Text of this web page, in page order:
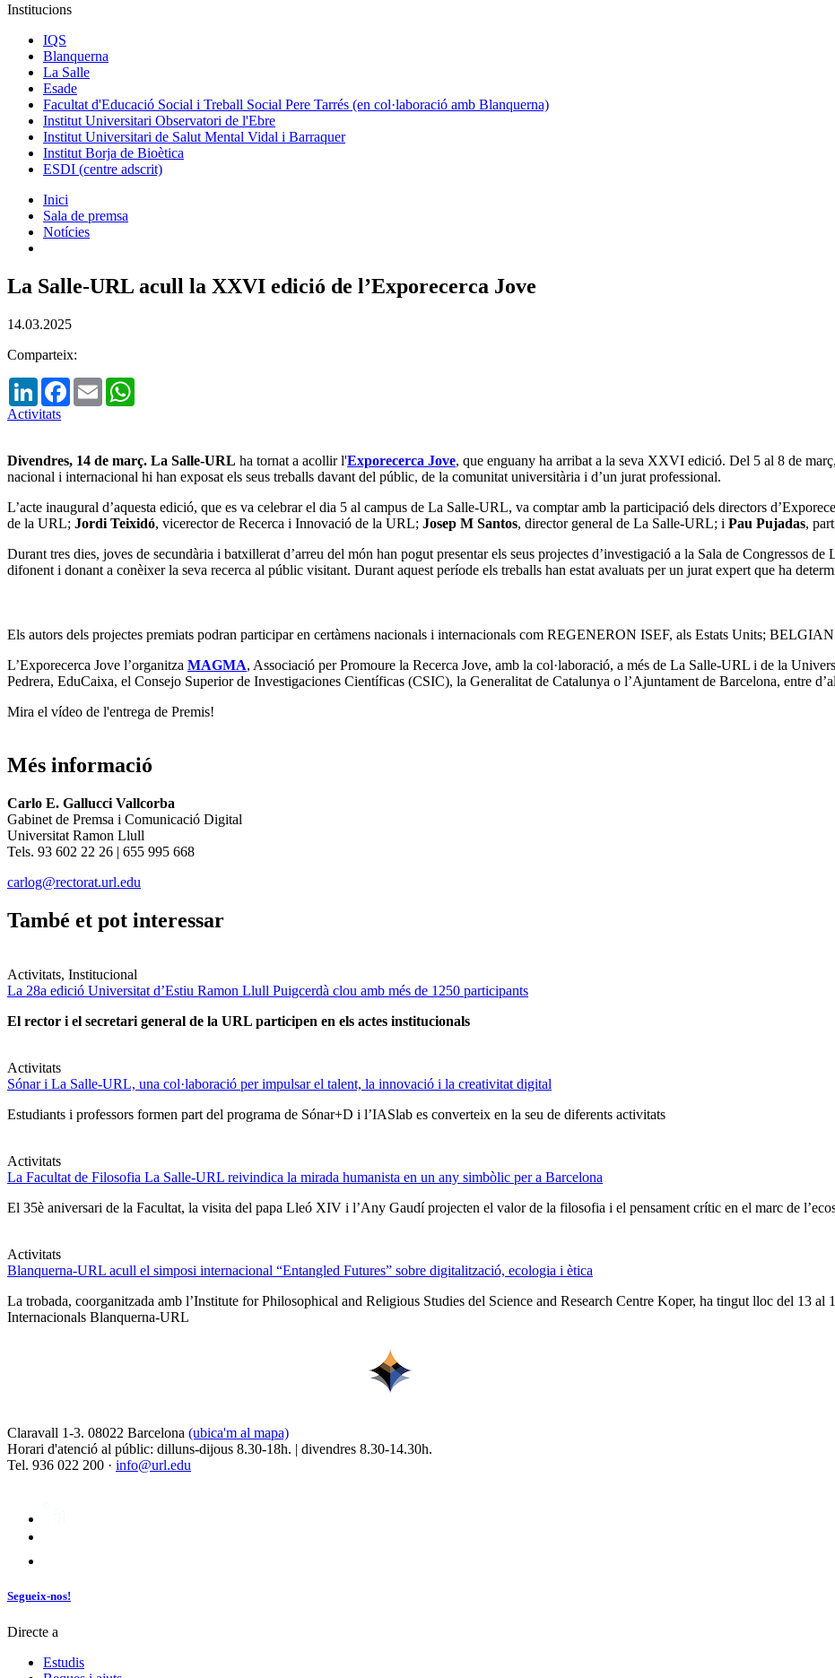
Institucions
IQS
Blanquerna
La Salle
Esade
Facultat d'Educació Social i Treball Social Pere Tarrés (en col·laboració amb Blanquerna)
Institut Universitari Observatori de l'Ebre
Institut Universitari de Salut Mental Vidal i Barraquer
Institut Borja de Bioètica
ESDI (centre adscrit)
Inici
Sala de premsa
Notícies
La Salle-URL acull la XXVI edició de l’Exporecerca Jove
14.03.2025
Comparteix:
LinkedInFacebook
Email
Activitats
Divendres, 14 de març. La Salle-URL ha tornat a acollir l'Exporecerca Jove, que enguany ha arribat a la seva XXVI edició. Del 5 al 8 de
nacional i internacional hi han exposat els seus treballs davant del públic, de la comunitat universitària i d’un jurat professional.
L’acte inaugural d’aquesta edició, que es va celebrar el dia 5 al campus de La Salle-URL, va comptar amb la participació dels directors
de la URL; Jordi Teixidó, vicerector de Recerca i Innovació de la URL; Josep M Santos, director general de La Salle-URL; i Pau Pujadas,
Durant tres dies, joves de secundària i batxillerat d’arreu del món han pogut presentar els seus projectes d’investigació a la Sala de Congressos de
difonent i donant a conèixer la seva recerca al públic visitant. Durant aquest període els treballs han estat avaluats per un jurat expert que ha
Els autors dels projectes premiats podran participar en certàmens nacionals i internacionals com REGENERON ISEF, als Estats Units;
L’Exporecerca Jove l’organitza MAGMA, Associació per Promoure la Recerca Jove, amb la col·laboració, a més de La Salle-URL i de la
Pedrera, EduCaixa, el Consejo Superior de Investigaciones Científicas (CSIC), la Generalitat de Catalunya o l’Ajuntament de Barcelona, entre
Mira el vídeo de l'entrega de Premis!
Més informació
Carlo E. Gallucci Vallcorba
Gabinet de Premsa i Comunicació Digital
Universitat Ramon Llull
Tels. 93 602 22 26 | 655 995 668
carlog@rectorat.url.edu
També et pot interessar
Activitats, Institucional
La 28a edició Universitat d’Estiu Ramon Llull Puigcerdà clou amb més de 1250 participants
El rector i el secretari general de la URL participen en els actes institucionals
Activitats
Sónar i La Salle-URL, una col·laboració per impulsar el talent, la innovació i la creativitat digital
Estudiants i professors formen part del programa de Sónar+D i l’IASlab es converteix en la seu de diferents activitats
Activitats
La Facultat de Filosofia La Salle-URL reivindica la mirada humanista en un any simbòlic per a Barcelona
El 35è aniversari de la Facultat, la visita del papa Lleó XIV i l’Any Gaudí projecten el valor de la filosofia i el pensament crític en el marc de
Activitats
Blanquerna-URL acull el simposi internacional “Entangled Futures” sobre digitalització, ecologia i ètica
La trobada, coorganitzada amb l’Institute for Philosophical and Religious Studies del Science and Research Centre Koper, ha tingut lloc del 13
Internacionals Blanquerna-URL
Claravall 1-3. 08022 Barcelona (ubica'm al mapa)
Horari d'atenció al públic: dilluns-dijous 8.30-18h. | divendres 8.30-14.30h.
Tel. 936 022 200 · info@url.edu
Segueix-nos!
Directe a
Estudis